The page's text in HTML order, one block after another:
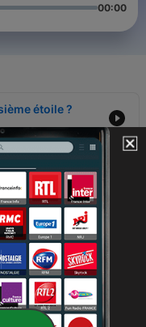
00:00
étoile ?
back-to-
elle réaliser le
une première